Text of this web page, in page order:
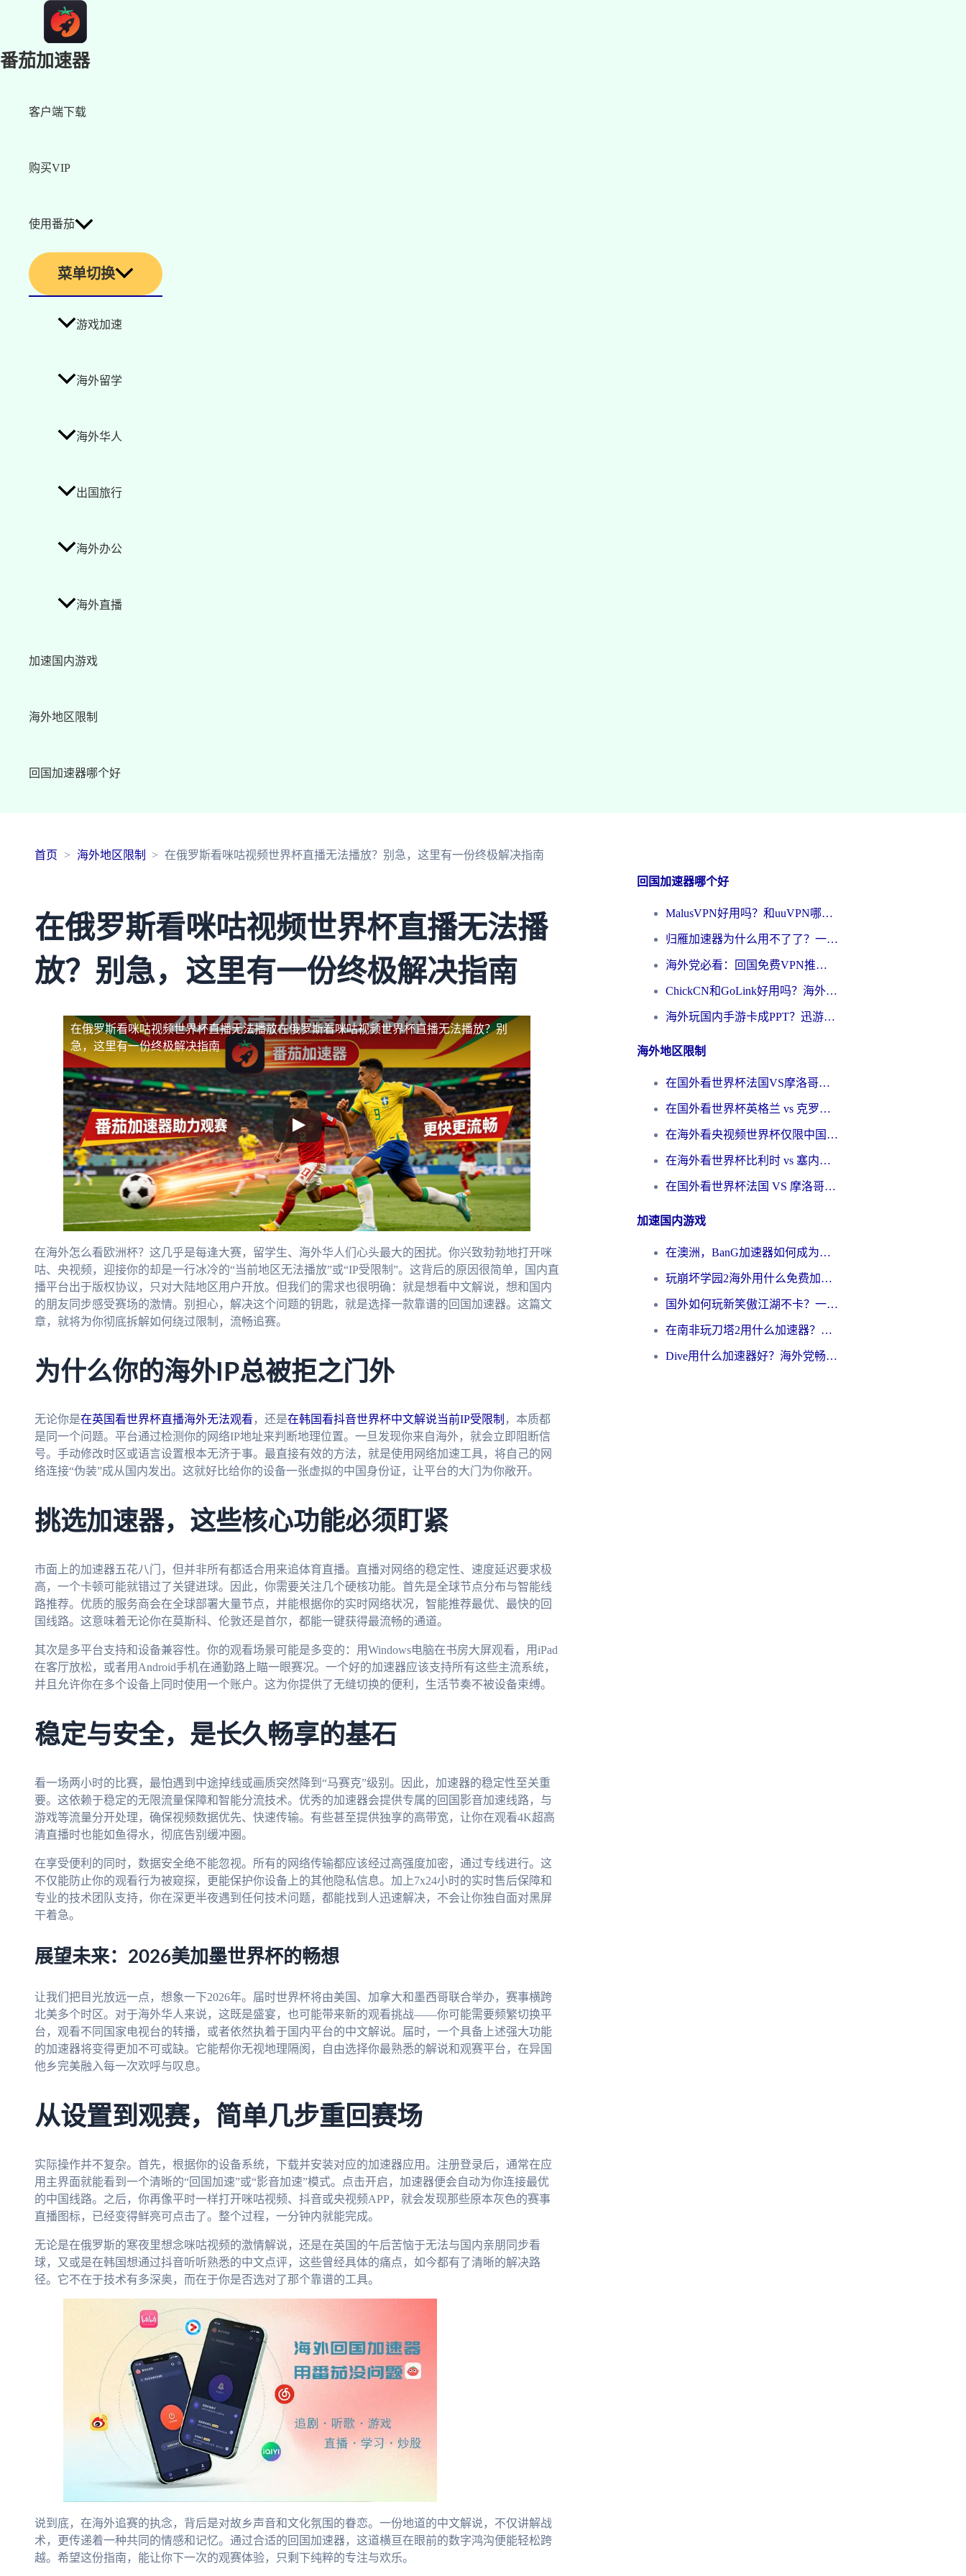
番茄加速器
客户端下载
购买VIP
使用番茄
菜单切换
游戏加速
海外留学
海外华人
出国旅行
海外办公
海外直播
加速国内游戏
海外地区限制
回国加速器哪个好
首页 海外地区限制 在俄罗斯看咪咕视频世界杯直播无法播放？别急，这里有一份终极解决指南
在俄罗斯看咪咕视频世界杯直播无法播
放？别急，这里有一份终极解决指南
在俄罗斯看咪咕视频世界杯直播无法播放在俄罗斯看咪咕视频世界杯直播无法播放？别
急，这里有一份终极解决指南
在海外怎么看欧洲杯？这几乎是每逢大赛，留学生、海外华人们心头最大的困扰。你兴致勃勃地打开咪
咕、央视频，迎接你的却是一行冰冷的“当前地区无法播放”或“IP受限制”。这背后的原因很简单，国内直
播平台出于版权协议，只对大陆地区用户开放。但我们的需求也很明确：就是想看中文解说，想和国内
的朋友同步感受赛场的激情。别担心，解决这个问题的钥匙，就是选择一款靠谱的回国加速器。这篇文
章，就将为你彻底拆解如何绕过限制，流畅追赛。
为什么你的海外IP总被拒之门外
无论你是在英国看世界杯直播海外无法观看 ，还是在韩国看抖音世界杯中文解说当前IP受限制 ，本质都
是同一个问题。平台通过检测你的网络IP地址来判断地理位置。一旦发现你来自海外，就会立即阻断信
号。手动修改时区或语言设置根本无济于事。最直接有效的方法，就是使用网络加速工具，将自己的网
络连接“伪装”成从国内发出。这就好比给你的设备一张虚拟的中国身份证，让平台的大门为你敞开。
挑选加速器，这些核心功能必须盯紧
市面上的加速器五花八门，但并非所有都适合用来追体育直播。直播对网络的稳定性、速度延迟要求极
高，一个卡顿可能就错过了关键进球。因此，你需要关注几个硬核功能。首先是全球节点分布与智能线
路推荐。优质的服务商会在全球部署大量节点，并能根据你的实时网络状况，智能推荐最优、最快的回
国线路。这意味着无论你在莫斯科、伦敦还是首尔，都能一键获得最流畅的通道。
其次是多平台支持和设备兼容性。你的观看场景可能是多变的：用Windows电脑在书房大屏观看，用iPad
在客厅放松，或者用Android手机在通勤路上瞄一眼赛况。一个好的加速器应该支持所有这些主流系统，
并且允许你在多个设备上同时使用一个账户。这为你提供了无缝切换的便利，生活节奏不被设备束缚。
稳定与安全，是长久畅享的基石
看一场两小时的比赛，最怕遇到中途掉线或画质突然降到“马赛克”级别。因此，加速器的稳定性至关重
要。这依赖于稳定的无限流量保障和智能分流技术。优秀的加速器会提供专属的回国影音加速线路，与
游戏等流量分开处理，确保视频数据优先、快速传输。有些甚至提供独享的高带宽，让你在观看4K超高
清直播时也能如鱼得水，彻底告别缓冲圈。
在享受便利的同时，数据安全绝不能忽视。所有的网络传输都应该经过高强度加密，通过专线进行。这
不仅能防止你的观看行为被窥探，更能保护你设备上的其他隐私信息。加上7x24小时的实时售后保障和
专业的技术团队支持，你在深更半夜遇到任何技术问题，都能找到人迅速解决，不会让你独自面对黑屏
干着急。
展望未来：2026美加墨世界杯的畅想
让我们把目光放远一点，想象一下2026年。届时世界杯将由美国、加拿大和墨西哥联合举办，赛事横跨
北美多个时区。对于海外华人来说，这既是盛宴，也可能带来新的观看挑战——你可能需要频繁切换平
台，观看不同国家电视台的转播，或者依然执着于国内平台的中文解说。届时，一个具备上述强大功能
的加速器将变得更加不可或缺。它能帮你无视地理隔阂，自由选择你最熟悉的解说和观赛平台，在异国
他乡完美融入每一次欢呼与叹息。
从设置到观赛，简单几步重回赛场
实际操作并不复杂。首先，根据你的设备系统，下载并安装对应的加速器应用。注册登录后，通常在应
用主界面就能看到一个清晰的“回国加速”或“影音加速”模式。点击开启，加速器便会自动为你连接最优
的中国线路。之后，你再像平时一样打开咪咕视频、抖音或央视频APP，就会发现那些原本灰色的赛事
直播图标，已经变得鲜亮可点击了。整个过程，一分钟内就能完成。
无论是在俄罗斯的寒夜里想念咪咕视频的激情解说，还是在英国的午后苦恼于无法与国内亲朋同步看
球，又或是在韩国想通过抖音听听熟悉的中文点评，这些曾经具体的痛点，如今都有了清晰的解决路
径。它不在于技术有多深奥，而在于你是否选对了那个靠谱的工具。
说到底，在海外追赛的执念，背后是对故乡声音和文化氛围的眷恋。一份地道的中文解说，不仅讲解战
术，更传递着一种共同的情感和记忆。通过合适的回国加速器，这道横亘在眼前的数字鸿沟便能轻松跨
越。希望这份指南，能让你下一次的观赛体验，只剩下纯粹的专注与欢乐。
回国加速器哪个好
MalusVPN好用吗？和uuVPN哪个好？海外党无缝访问国内资源的真实对比与选择指南
归雁加速器为什么用不了了？一位海外游子的真实困惑与技术解答
海外党必看：回国免费VPN推荐？别踩坑！教你选对加速器无缝刷国内资源
ChickCN和GoLink好用吗？海外党如何选对回国加速器
海外玩国内手游卡成PPT？迅游和奇游手游哪个好？一篇讲透回国加速器怎么选
海外地区限制
在国外看世界杯法国VS摩洛哥地区限制？这篇指南让你流畅看中文解说无压力
在国外看世界杯英格兰 vs 克罗地亚当前地区不可播放？这篇指南帮你搞定所有海外观赛难题
在海外看央视频世界杯仅限中国大陆？这篇指南帮你解锁中文解说+无卡顿直播
在海外看世界杯比利时 vs 塞内加尔仅限中国大陆？我找到了最流畅的中文解说之路
在国外看世界杯法国 VS 摩洛哥仅限中国大陆？海外党这样看中文解说赛事不卡顿
加速国内游戏
在澳洲，BanG加速器如何成为你国服游戏的“时光机”？
玩崩坏学园2海外用什么免费加速器好？2026海外党亲测国服游戏加速指南
国外如何玩新笑傲江湖不卡？一份给海外游子的终极网络指南
在南非玩刀塔2用什么加速器？一份给海外游子的终极生存指南
Dive用什么加速器好？海外党畅玩国服游戏的终极避坑指南